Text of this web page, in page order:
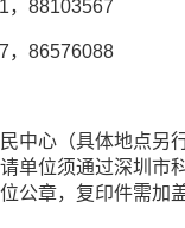
88103567
86576088
心（具体地点另行
单位须通过深圳市
公章，复印件需加